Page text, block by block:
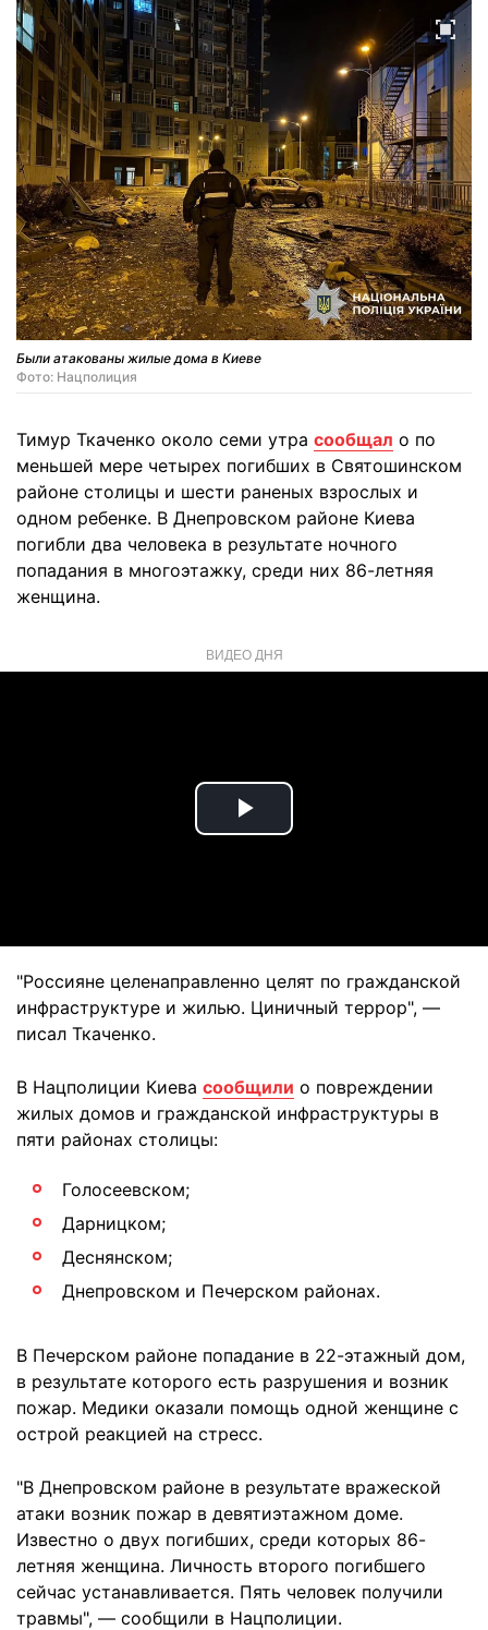
Были атакованы жилые дома в Киеве
Фото: Нацполиция
Тимур Ткаченко около семи утра сообщал о по
меньшей мере четырех погибших в Святошинском
районе столицы и шести раненых взрослых и
одном ребенке. В Днепровском районе Киева
погибли два человека в результате ночного
попадания в многоэтажку, среди них 86-летняя
женщина.
ВИДЕО ДНЯ
Play
"Россияне целенаправленно целят по гражданской
инфраструктуре и жилью. Циничный террор", —
писал Ткаченко.
В Нацполиции Киева сообщили о повреждении
жилых домов и гражданской инфраструктуры в
пяти районах столицы:
Голосеевском;
Дарницком;
Деснянском;
Днепровском и Печерском районах.
В Печерском районе попадание в 22-этажный дом,
в результате которого есть разрушения и возник
пожар. Медики оказали помощь одной женщине с
острой реакцией на стресс.
"В Днепровском районе в результате вражеской
атаки возник пожар в девятиэтажном доме.
Известно о двух погибших, среди которых 86-
летняя женщина. Личность второго погибшего
сейчас устанавливается. Пять человек получили
травмы", — сообщили в Нацполиции.